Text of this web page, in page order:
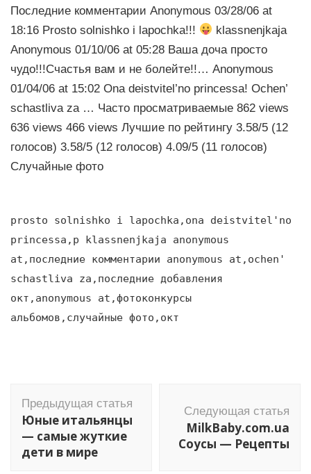
Последние комментарии Anonymous 03/28/06 at
18:16 Prosto solnishko i lapochka!!!
klassnenjkaja
Anonymous 01/10/06 at 05:28 Ваша доча просто
чудо!!!Счастья вам и не болейте!!… Anonymous
01/04/06 at 15:02 Ona deistvitel’no princessa! Ochen’
schastliva za … Часто просматриваемые 862 views
636 views 466 views Лучшие по рейтингу 3.58/5 (12
голосов) 3.58/5 (12 голосов) 4.09/5 (11 голосов)
Случайные фото
prosto solnishko i lapochka,ona deistvitel'no
princessa,p klassnenjkaja anonymous
at,последние комментарии anonymous at,ochen'
schastliva za,последние добавления
окт,anonymous at,фотоконкурсы
альбомов,случайные фото,окт
по
записям
Предыдущая статья
Юные итальянцы
— самые жуткие
дети в мире
Следующая статья
MilkBaby.com.ua
Соусы — Рецепты